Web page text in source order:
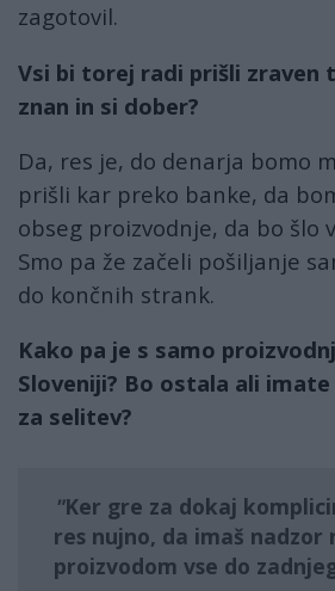
zagotovil.
Vsi bi torej radi prišli zraven
znan in si dober?
Da, res je, do denarja bomo
prišli kar preko banke, da
obseg proizvodnje, da bo šlo
Smo pa že začeli pošiljanje
do končnih strank.
Kako pa je s samo
Sloveniji? Bo ostala ali
za selitev?
Ker gre za dokaj
res nujno, da imaš nadzor
proizvodom vse do